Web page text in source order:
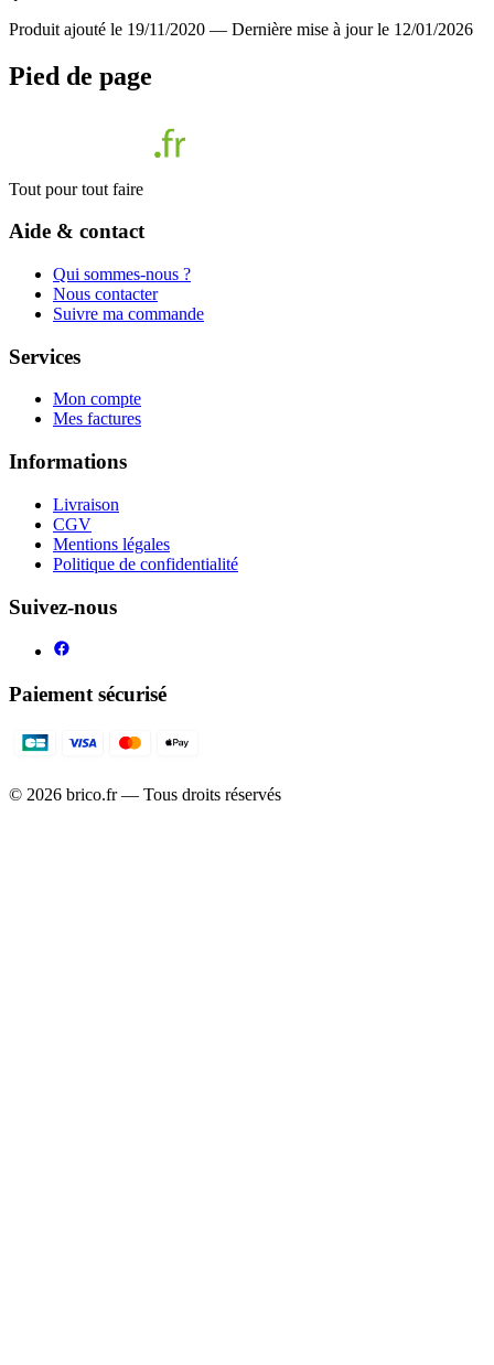
Produit ajouté le 19/11/2020 — Dernière mise à jour le 12/01/2026
Pied de page
Tout pour tout faire
Aide & contact
Qui sommes-nous ?
Nous contacter
Suivre ma commande
Services
Mon compte
Mes factures
Informations
Livraison
CGV
Mentions légales
Politique de confidentialité
Suivez-nous
Paiement sécurisé
© 2026 brico.fr — Tous droits réservés